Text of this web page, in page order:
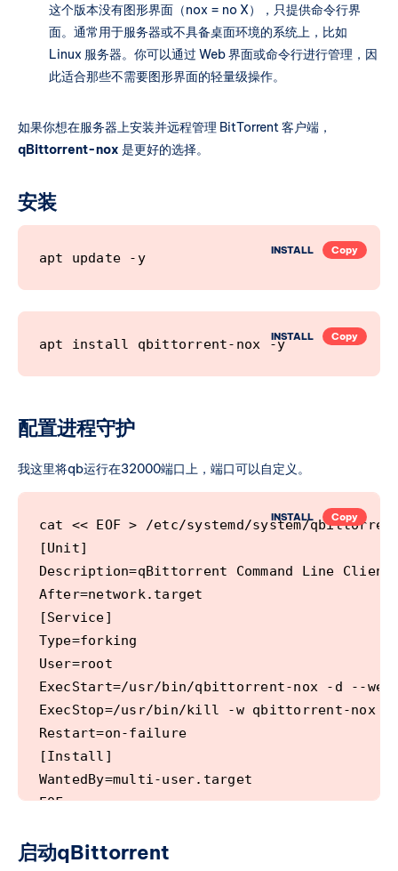
这个版本没有图形界面（nox = no X），只提供命令行界
面。通常用于服务器或不具备桌面环境的系统上，比如
Linux 服务器。你可以通过 Web 界面或命令行进行管理，因
此适合那些不需要图形界面的轻量级操作。
如果你想在服务器上安装并远程管理 BitTorrent 客户端，
qBittorrent-nox 是更好的选择。
安装
apt update -y INSTALL Copy
apt install qbittorrent-nox -yINSTALL Copy
配置进程守护
我这里将qb运行在32000端口上，端口可以自定义。
cat << EOF > /etc/systemd/system/
[Unit]
Description=qBittorrent Command Line Client
After=network.target
[Service]
Type=forking
User=root
ExecStart=/usr/bin/qbittorrent-nox -d --
ExecStop=/usr/bin/kill -w qbittorrent-nox
Restart=on-failure
[Install]
WantedBy=multi-user.target
EOF
INSTALL Copy
启动qBittorrent